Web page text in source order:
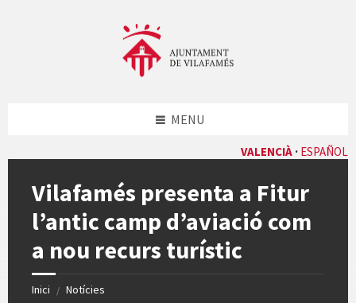
VALENCIÀ ESPAÑOL
MENU
Vilafamés presenta a Fitur
l’antic camp d’aviació com
a nou recurs turístic
Inici / Notícies